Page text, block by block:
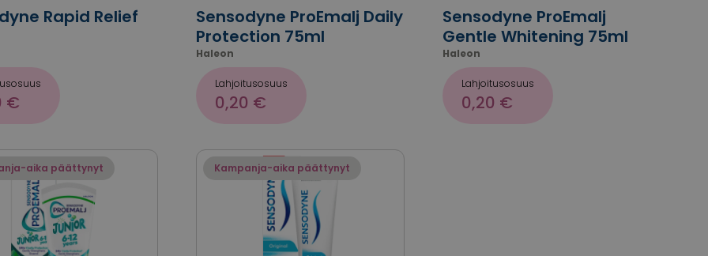
Rapid Relief
€
Sensodyne ProEmalj Daily
Protection 75ml
Haleon
Lahjoitusosuus
0,20 €
Sensodyne ProEmalj
Gentle Whitening 75ml
Haleon
Lahjoitusosuus
0,20 €
aika päättynyt Kampanja-aika päättynyt